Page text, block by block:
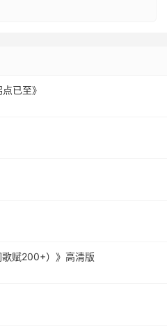
已至》
赋200+）》高清版